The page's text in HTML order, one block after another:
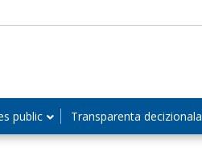
public Transparenta decizionala